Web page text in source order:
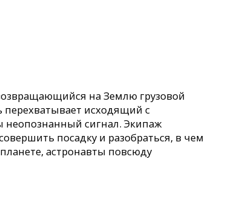
на Землю грузовой
перехватывает исходящий с
неопознанный сигнал. Экипаж
посадку и разобраться, в чем
астронавты повсюду
предметы, по виду
коконы…